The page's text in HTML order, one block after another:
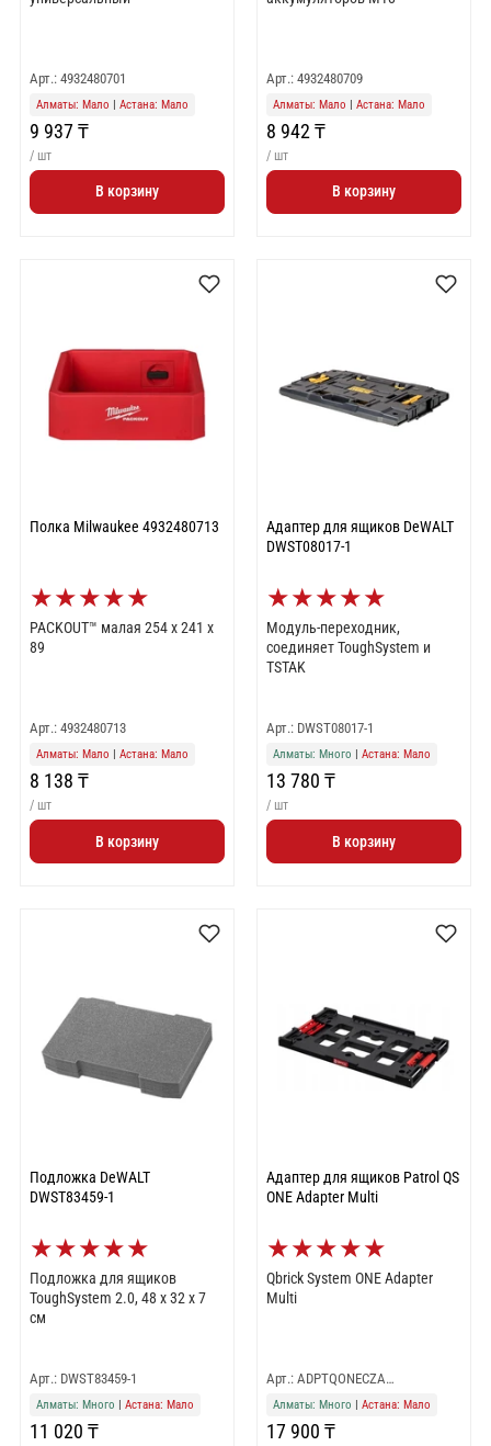
Арт.: 4932480701
Алматы: Мало | Астана: Мало
9 937 ₸
/ шт
В корзину
Арт.: 4932480709
Алматы: Мало | Астана: Мало
8 942 ₸
/ шт
В корзину
Полка Milwaukee 4932480713
★★★★★
PACKOUT™ малая 254 x 241 x
89
Арт.: 4932480713
Алматы: Мало Астана: Мало
8 138 ₸
/ шт
В корзину
Адаптер для ящиков DeWALT
DWST08017-1
★★★★★
Модуль-переходник,
соединяет ToughSystem и
TSTAK
Арт.: DWST08017-1
Алматы: Много Астана: Мало
13 780 ₸
/ шт
В корзину
Подложка DeWALT
DWST83459-1
★★★★★
Подложка для ящиков
ToughSystem 2.0, 48 х 32 х 7
см
Арт.: DWST83459-1
Алматы: Много | Астана: Мало
11 020 ₸
Адаптер для ящиков Patrol QS
ONE Adapter Multi
★★★★★
Qbrick System ONE Adapter
Multi
Арт.: ADPTQONECZA…
Алматы: Много | Астана: Мало
17 900 ₸